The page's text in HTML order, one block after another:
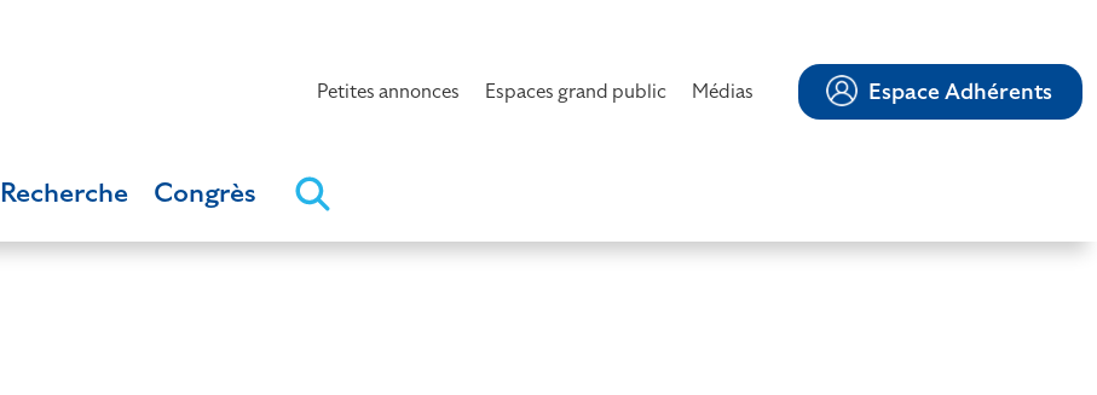
Petites annonces Espaces grand public Médias Espace Adhérents
Recherche Congrès